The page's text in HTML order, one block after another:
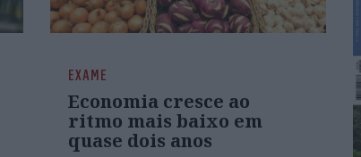
EXAME
Economia cresce ao
ritmo mais baixo em
quase dois anos